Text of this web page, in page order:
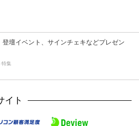
登壇イベント、サインチェキなどプレゼン
特集
イト